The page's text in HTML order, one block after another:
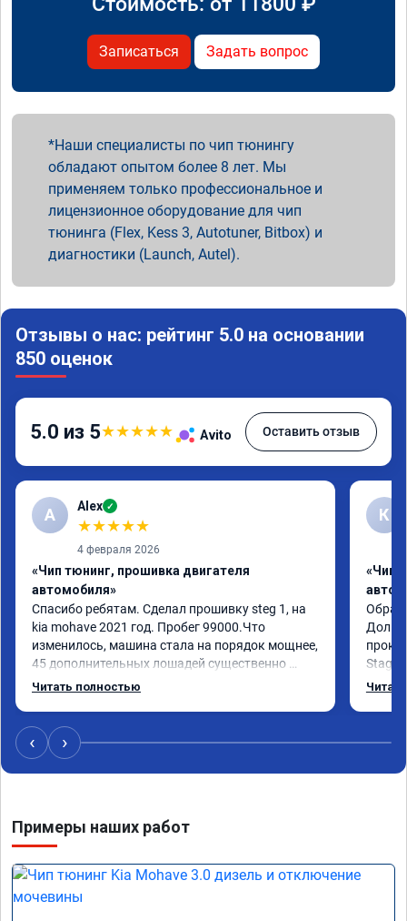
Записаться Задать вопрос
Наши специалисты по чип тюнингу
обладают опытом более 8 лет. Мы
применяем только профессиональное и
лицензионное оборудование для чип
тюнинга (Flex, Kess 3, Autotuner, Bitbox) и
диагностики (Launch, Autel).
Отзывы о нас: рейтинг 5.0 на основании
850 оценок
5.0 из 5★★★★★ Avito Оставить отзыв
A Alex ✓
★★★★★
4 февраля 2026
«Чип тюнинг, прошивка двигателя
автомобиля»
Спасибо ребятам. Сделал прошивку steg 1, на
kia mohave 2021 год. Пробег 99000.Что
изменилось, машина стала на порядок мощнее,
45 дополнительных лошадей существенно
чувствуется и соответственно крутящего
12-12.5. Коробка перестала подпинывать при
наборе скорости. Педаль газа более
отзывчевее. В целом, я очень доволен.!
Читать полностью
К
«Чип
Долго
Stage
с
‹ ›
Примеры наших работ